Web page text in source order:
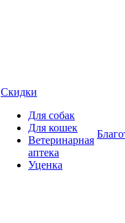
Скидки
Для собак
Для кошек
Ветеринарная
аптека
Уценка